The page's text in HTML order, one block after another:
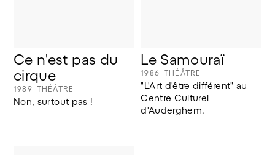
Ce n'est pas du
cirque
1989 THÉÂTRE
Non, surtout pas !
Le Samouraï
1986 THÉÂTRE
"L'Art d'être différent" au
Centre Culturel
d'Auderghem.